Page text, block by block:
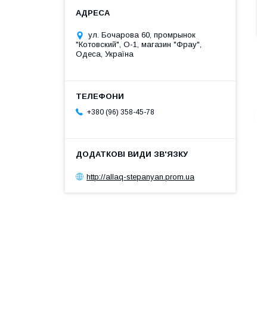
ул. Бочарова 60, промрынок
"Котовский", О-1, магазин "Фрау",
Одеса, Україна
+380 (96) 358-45-78
http://allaq-stepanyan.prom.ua